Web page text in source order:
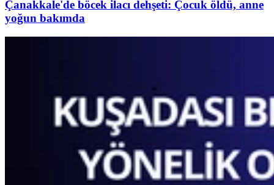
Çanakkale'de böcek ilacı dehşeti: Çocuk öldü, anne
yoğun bakımda